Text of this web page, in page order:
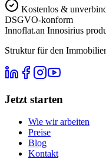
Kostenlos &
DSGVO-konform
Innoflat.an Innosirius
Struktur für den
Jetzt starten
Wie wir arbeiten
Preise
Blog
Kontakt